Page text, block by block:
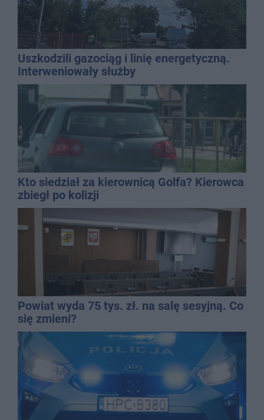
Uszkodzili gazociąg i linię energetyczną.
Interweniowały służby
Kto siedział za kierownicą Golfa? Kierowca
zbiegł po kolizji
Powiat wyda 75 tys. zł. na salę sesyjną. Co
się zmieni?